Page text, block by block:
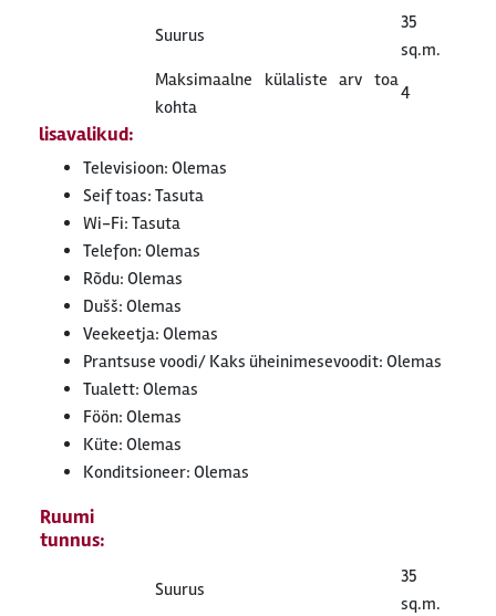
Suurus
35
sq.m.
Maksimaalne külaliste arv toa
kohta
4
lisavalikud:
Televisioon: Olemas
Seif toas: Tasuta
Wi-Fi: Tasuta
Telefon: Olemas
Rõdu: Olemas
Dušš: Olemas
Veekeetja: Olemas
Prantsuse voodi/ Kaks üheinimesevoodit: Olemas
Tualett: Olemas
Föön: Olemas
Küte: Olemas
Konditsioneer: Olemas
Suurus
35
sq.m.
Ruumi
tunnus: